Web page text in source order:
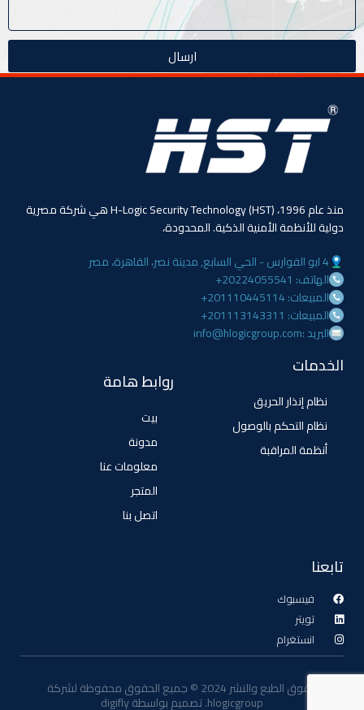
ارسال
منذ عام 1996، (HST) H-Logic Security Technology هي شركة مصرية
دولية للأنظمة الأمنية الذكية. المحدودة،
4 ابو الفوارس - الحي السابع, مدينة نصر، القاهرة، مصر
الهاتف: 20224055541+
المبيعات: 201110445114+
المبيعات: 201113143311+
البريد :info@hlogicgroup.com
الخدمات
نظام إنذار الحريق
نظام التحكم بالوصول
أنظمة المراقبة
روابط هامة
بيت
مدونة
معلومات عنا
المتجر
اتصل بنا
تابعنا
فيسبوك
تويتر
انستغرام
حقوق الطبع والنشر 2024 © جميع الحقوق محفوظة لشركة
hlogicgroup. تصميم بواسطة digifly